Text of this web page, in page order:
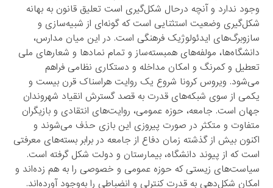
وجود ندارد و آنچه درحال شکل‌گیری است تعلیق قانون به بهانه
شکل‌گیری وضعیت استثنایی است که گونه‌ای از شبیه‌سازی و
سازوبرگ‌های ایدئولوژیک فرهنگی است. در این میان مدارس،
دانشگاه‌ها، مولفه‌های همبسته‌ساز و تمام نمادها و شعارهای ملی
تعطیل و کمرنگ و امکان مداخله و دستکاری نظامی فراهم
می‌شود. ویروس کرونا شروع یک روایت هراسناک قرن بیست و
یکمی از سوی شبکه‌های قدرت به قصد گسترش انقیاد شهروندان
جهان است. جامعه، حوزه عمومی، روایت‌های انتقادی و بازیگران
متفاوت و متکثر در صورت پیروزی این بازی حذف می‌شوند و
اکنون بیش از گذشته زمان دفاع از جامعه در برابر بسته‌های معرفتی
است که از پیوند دانشگاه، بیمارستان و دولت شکل گرفته است.
سیاست‌های زیستی که حوزه عمومی و خصوصی را به هم زده‌اند و
امکان شکل‌دهی به قدرت کنترلی و انضباطی را به‌وجود آورده‌اند.